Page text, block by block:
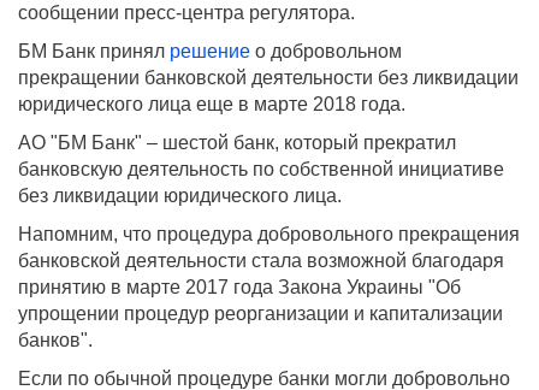
сообщении пресс-центра регулятора.
БМ Банк принял решение о добровольном
прекращении банковской деятельности без ликвидации
юридического лица еще в марте 2018 года.
АО "БМ Банк" – шестой банк, который прекратил
банковскую деятельность по собственной инициативе
без ликвидации юридического лица.
Напомним, что процедура добровольного прекращения
банковской деятельности стала возможной благодаря
принятию в марте 2017 года Закона Украины "Об
упрощении процедур реорганизации и капитализации
банков".
Если по обычной процедуре банки могли добровольно